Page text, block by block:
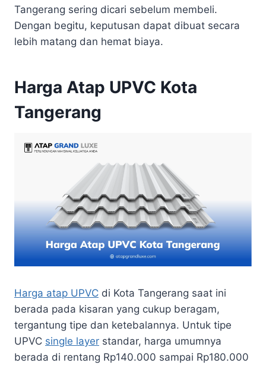
Tangerang sering dicari sebelum membeli.
Dengan begitu, keputusan dapat dibuat secara
lebih matang dan hemat biaya.
Harga Atap UPVC Kota
Tangerang
Harga atap UPVC di Kota Tangerang saat ini
berada pada kisaran yang cukup beragam,
tergantung tipe dan ketebalannya. Untuk tipe
UPVC single layer standar, harga umumnya
berada di rentang Rp140.000 sampai Rp180.000